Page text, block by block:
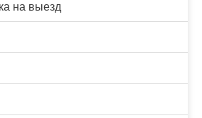
на выезд